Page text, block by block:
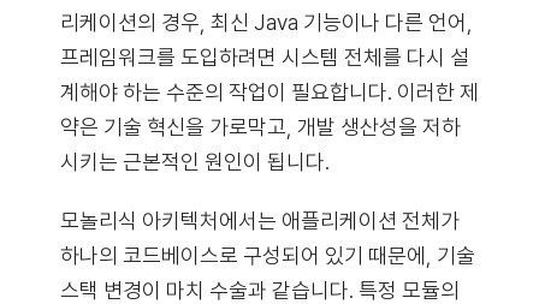
리케이션의 경우, 최신 Java 기능이나 다른 언어,
프레임워크를 도입하려면 시스템 전체를 다시 설
계해야 하는 수준의 작업이 필요합니다. 이러한 제
약은 기술 혁신을 가로막고, 개발 생산성을 저하
시키는 근본적인 원인이 됩니다.
모놀리식 아키텍처에서는 애플리케이션 전체가
하나의 코드베이스로 구성되어 있기 때문에, 기술
스택 변경이 마치 수술과 같습니다. 특정 모듈의